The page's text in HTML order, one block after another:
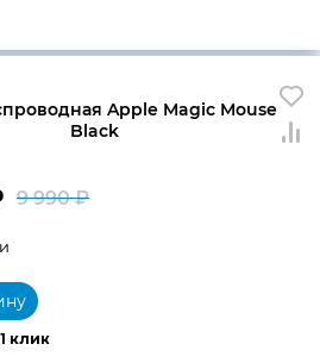
Apple Magic Mouse
Black
9 990₽
клик